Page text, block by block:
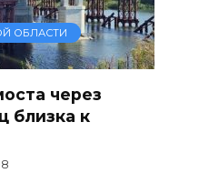
ОБЛАСТИ
через
близка к